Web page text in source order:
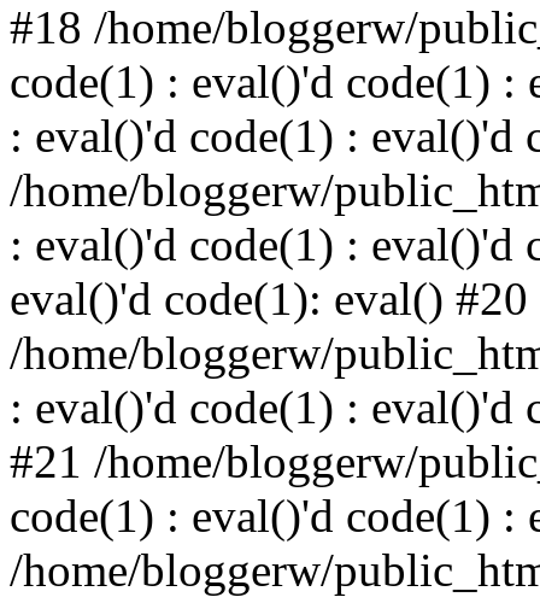
#18 /home/bloggerw/
code(1) : eval()'d code(1) :
: eval()'d code(1) : eval()'d
/home/bloggerw/
: eval()'d code(1) : eval()'d
eval()'d code(1): eval() #20
/home/bloggerw/
: eval()'d code(1) : eval()'d
#21 /home/bloggerw/
code(1) : eval()'d code(1) :
/home/bloggerw/